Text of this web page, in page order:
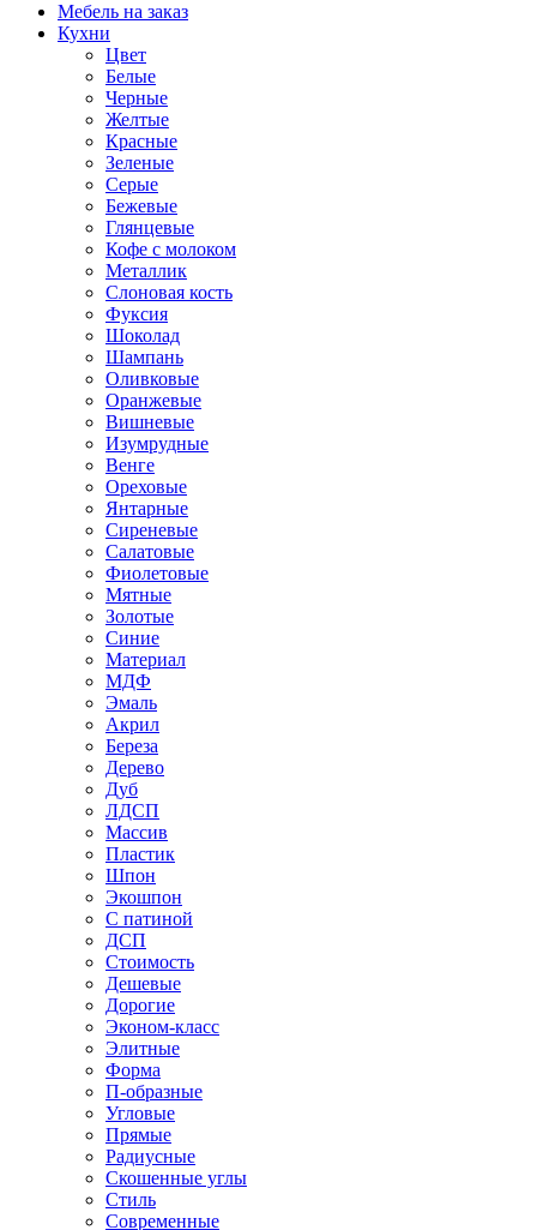
Мебель на заказ
Кухни
Цвет
Белые
Черные
Желтые
Красные
Зеленые
Серые
Бежевые
Глянцевые
Кофе с молоком
Металлик
Слоновая кость
Фуксия
Шоколад
Шампань
Оливковые
Оранжевые
Вишневые
Изумрудные
Венге
Ореховые
Янтарные
Сиреневые
Салатовые
Фиолетовые
Мятные
Золотые
Синие
Материал
МДФ
Эмаль
Акрил
Береза
Дерево
Дуб
ЛДСП
Массив
Пластик
Шпон
Экошпон
С патиной
ДСП
Стоимость
Дешевые
Дорогие
Эконом-класс
Элитные
Форма
П-образные
Угловые
Прямые
Радиусные
Скошенные углы
Стиль
Современные